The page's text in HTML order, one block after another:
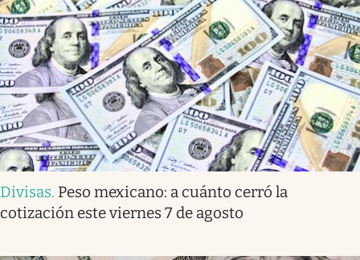
Divisas. Peso mexicano: a cuánto cerró la
cotización este viernes 7 de agosto